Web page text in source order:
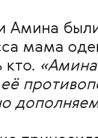
Амина
мама
кто.